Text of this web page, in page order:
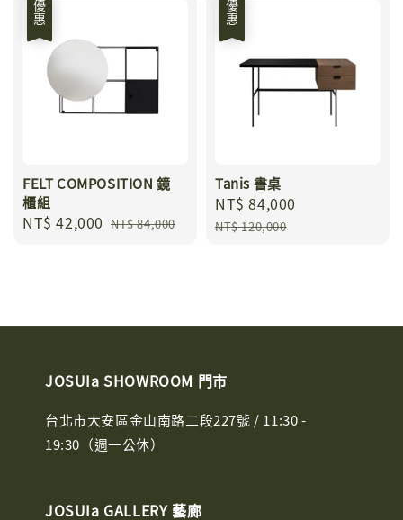
優惠
FELT COMPOSITION 鏡
櫃組
Sale
NT$ 42,000 Regular
NT$ 84,000
優惠
Tanis 書桌
Sale
price
NT$ 84,000
NT$ 120,000
JOSUIa SHOWROOM 門市
台北市大安區金山南路二段227號 / 11:30 -
19:30（週一公休）
JOSUIa GALLERY 藝廊